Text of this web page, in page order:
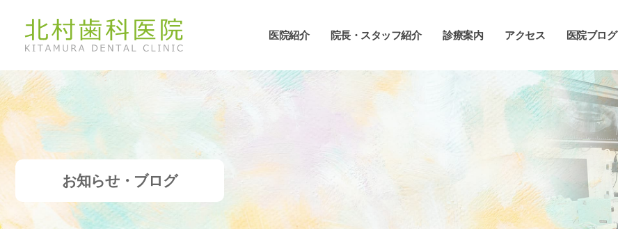
医院紹介 院長・スタッフ紹介 診療案内 アクセス 医院ブログ
お知らせ・ブログ